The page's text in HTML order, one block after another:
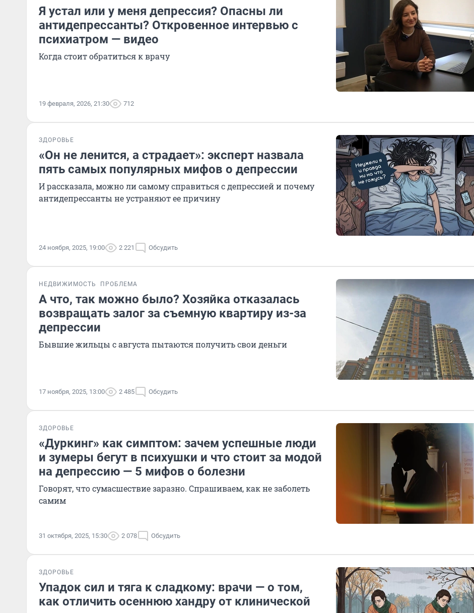
Я устал или у меня депрессия? Опасны ли
антидепрессанты? Откровенное интервью с
психиатром — видео
Когда стоит обратиться к врачу
19 февраля, 2026, 21:30 712
ЗДОРОВЬЕ
«Он не ленится, а страдает»: эксперт назвала
пять самых популярных мифов о депрессии
И рассказала, можно ли самому справиться с депрессией и почему
антидепрессанты не устраняют ее причину
24 ноября, 2025, 19:00 2 221 Обсудить
НЕДВИЖИМОСТЬ ПРОБЛЕМА
А что, так можно было? Хозяйка отказалась
возвращать залог за съемную квартиру из-за
депрессии
Бывшие жильцы с августа пытаются получить свои деньги
17 ноября, 2025, 13:00 2 485 Обсудить
ЗДОРОВЬЕ
«Дуркинг» как симптом: зачем успешные люди
и зумеры бегут в психушки и что стоит за модой
на депрессию — 5 мифов о болезни
Говорят, что сумасшествие заразно. Спрашиваем, как не заболеть
самим
31 октября, 2025, 15:30 2 078 Обсудить
ЗДОРОВЬЕ
Упадок сил и тяга к сладкому: врачи — о том,
как отличить осеннюю хандру от клинической